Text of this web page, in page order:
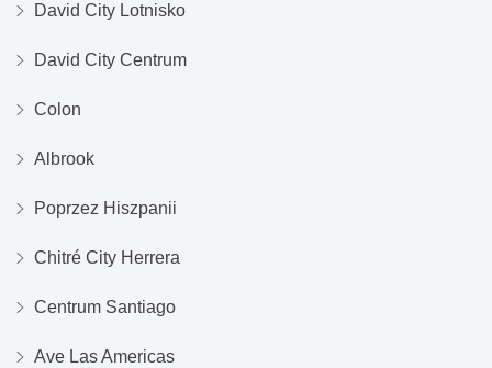
David City Lotnisko
David City Centrum
Colon
Albrook
Poprzez Hiszpanii
Chitré City Herrera
Centrum Santiago
Ave Las Americas